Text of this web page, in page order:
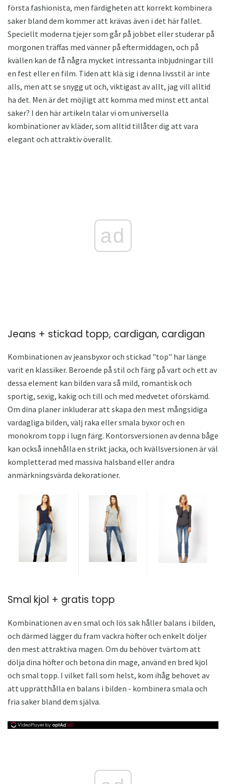
första fashionista, men färdigheten att korrekt kombinera
saker bland dem kommer att krävas även i det här fallet.
Speciellt moderna tjejer som går på jobbet eller studerar på
morgonen träffas med vänner på eftermiddagen, och på
kvällen kan de få några mycket intressanta inbjudningar till
en fest eller en film. Tiden att klä sig i denna livsstil är inte
alls, men att se snygg ut och, viktigast av allt, jag vill alltid
ha det. Men är det möjligt att komma med minst ett antal
saker? I den här artikeln talar vi om universella
kombinationer av kläder, som alltid tillåter dig att vara
elegant och attraktiv överallt.
ad
Jeans + stickad topp, cardigan, cardigan
Kombinationen av jeansbyxor och stickad "top" har länge
varit en klassiker. Beroende på stil och färg på vart och ett av
dessa element kan bilden vara så mild, romantisk och
sportig, sexig, kakig och till och med medvetet oförskämd.
Om dina planer inkluderar att skapa den mest mångsidiga
vardagliga bilden, välj raka eller smala byxor och en
monokrom topp i lugn färg. Kontorsversionen av denna båge
kan också innehålla en strikt jacka, och kvällsversionen är väl
kompletterad med massiva halsband eller andra
anmärkningsvärda dekorationer.
Smal kjol + gratis topp
Kombinationen av en smal och lös sak håller balans i bilden,
och därmed lägger du fram vackra höfter och enkelt döljer
den mest attraktiva magen. Om du behöver tvärtom att
dölja dina höfter och betona din mage, använd en bred kjol
och smal topp. I vilket fall som helst, kom ihåg behovet av
att upprätthålla en balans i bilden - kombinera smala och
fria saker bland dem själva.